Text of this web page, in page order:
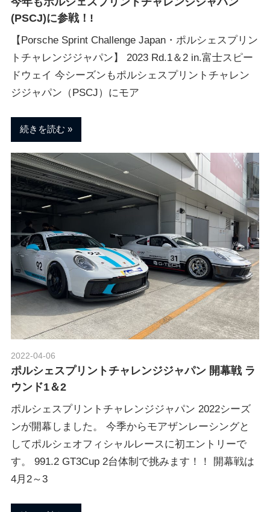
グ
(PSCJ)に参戦！!
【Porsche Sprint Challenge Japan・ポルシェスプリン
トチャレンジジャパン】 2023 Rd.1＆2 in.富士スピー
ドウェイ 今シーズンもポルシェスプリントチャレン
ジジャパン（PSCJ）にモア
続きを読む
2022-04-06
ポルシェスプリントチャレンジジャパン 開幕戦 ラ
ウンド1＆2
ポルシェスプリントチャレンジジャパン 2022シーズ
ンが開幕しました。 今季からモアザンレーシングと
してポルシェオフィシャルレースに初エントリーで
す。 991.2 GT3Cup 2台体制で挑みます！！ 開幕戦は
4月2～3